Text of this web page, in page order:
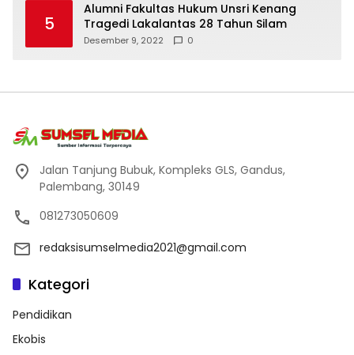
5
Alumni Fakultas Hukum Unsri Kenang
Tragedi Lakalantas 28 Tahun Silam
Desember 9, 2022 0
Jalan Tanjung Bubuk, Kompleks GLS, Gandus,
Palembang, 30149
081273050609
redaksisumselmedia2021@gmail.com
Kategori
Pendidikan
Ekobis